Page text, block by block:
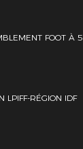
FOOT À 5
LPIFF-RÉGION IDF